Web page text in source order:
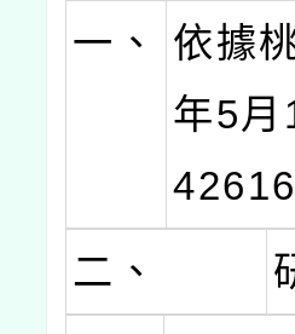
一、
依據
年5
二、